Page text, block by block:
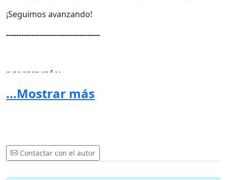
¡Seguimos avanzando!
-------------------------------------
DESCRIPCIÓN
En Cádiz hay muchas personas con
siendorespetuosos con el entorno y el resto de
personascon las que comparten el espacio.
El área urbana de la ciudad de Cádiz no permite crear
...Mostrar más
Contactar con el autor